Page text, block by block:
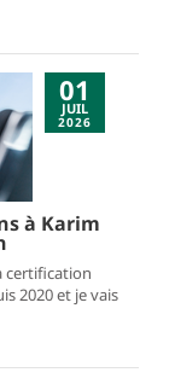
01
JUIL
2026
à Karim
certification
2020 et je vais